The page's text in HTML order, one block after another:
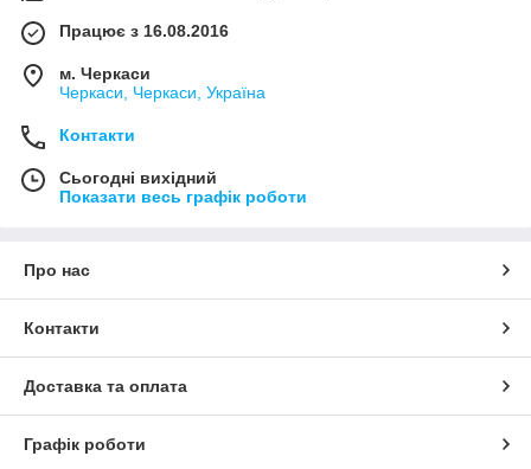
Працює з 16.08.2016
м. Черкаси
Черкаси, Черкаси, Україна
Контакти
Сьогодні вихідний
Показати весь графік роботи
Про нас
Контакти
Доставка та оплата
Графік роботи